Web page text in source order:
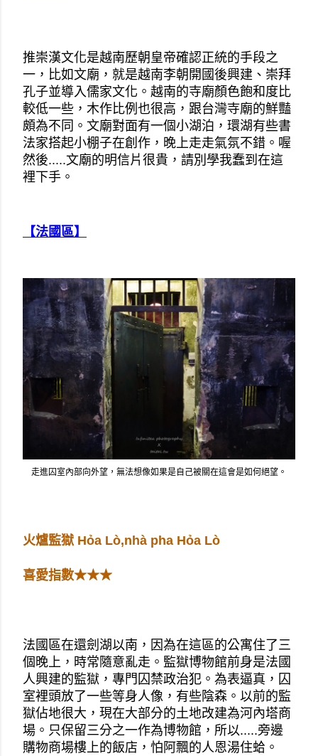
推崇漢文化是越南歷朝皇帝確認正統的手段之
一，比如文廟，就是越南李朝開國後興建、崇拜
孔子並導入儒家文化。越南的寺廟顏色飽和度比
較低一些，木作比例也很高，跟台灣寺廟的鮮豔
頗為不同。文廟對面有一個小湖泊，環湖有些書
法家搭起小棚子在創作，晚上走走氣氛不錯。喔
然後.....文廟的明信片很貴，請別學我蠢到在這
裡下手。
【法國區】
走進囚室內部向外望，無法想像如果是自己被關在這會是如何絕望。
火爐監獄 Hỏa Lò,nhà pha Hỏa Lò
喜愛指數★★★
法國區在還劍湖以南，因為在這區的公寓住了三
個晚上，時常隨意亂走。監獄博物館前身是法國
人興建的監獄，專門囚禁政治犯。為表逼真，囚
室裡頭放了一些等身人像，有些陰森。以前的監
獄佔地很大，現在大部分的土地改建為河內塔商
場。只保留三分之一作為博物館，所以.....旁邊
購物商場樓上的飯店，怕阿飄的人恩湯住蛤。